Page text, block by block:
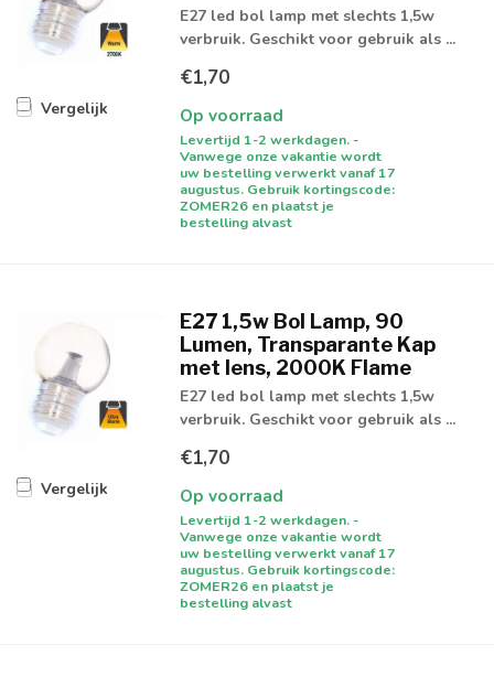
Vergelijk
E27 led bol lamp met slechts 1,5w
verbruik. Geschikt voor gebruik als ...
€1,70
Op voorraad
Levertijd 1-2 werkdagen. -
Vanwege onze vakantie wordt
uw bestelling verwerkt vanaf 17
augustus. Gebruik kortingscode:
ZOMER26 en plaatst je
bestelling alvast
Vergelijk
E27 1,5w Bol Lamp, 90
Lumen, Transparante Kap
met lens, 2000K Flame
E27 led bol lamp met slechts 1,5w
verbruik. Geschikt voor gebruik als ...
€1,70
Op voorraad
Levertijd 1-2 werkdagen. -
Vanwege onze vakantie wordt
uw bestelling verwerkt vanaf 17
augustus. Gebruik kortingscode:
ZOMER26 en plaatst je
bestelling alvast